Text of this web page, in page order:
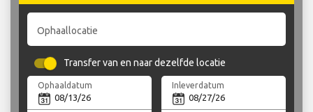
Ophaallocatie
Transfer van en naar dezelfde locatie
Ophaaldatum Inleverdatum